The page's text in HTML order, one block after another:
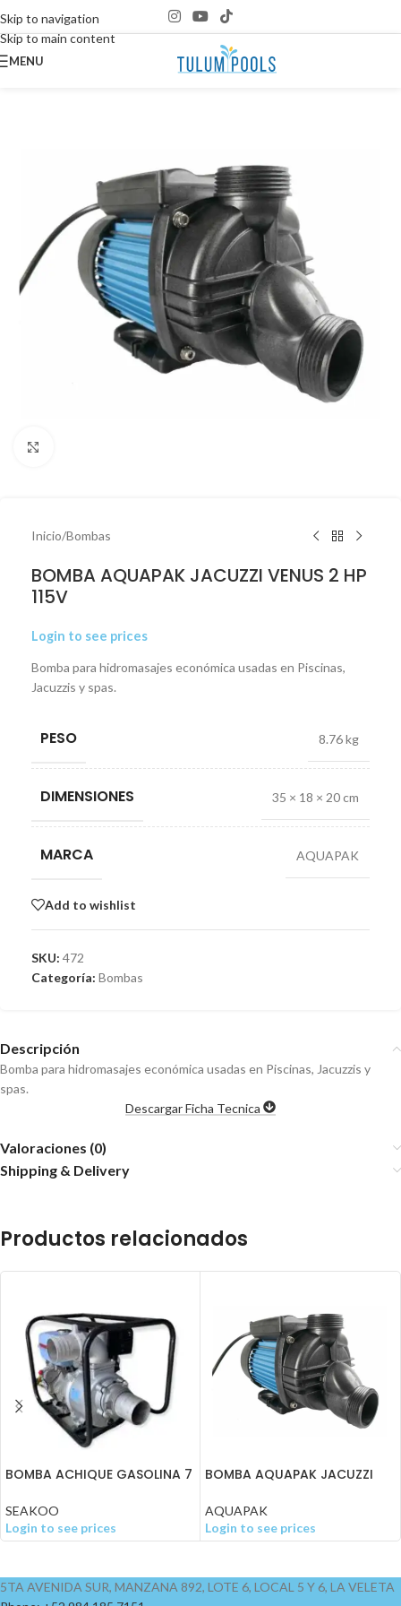
Skip to navigation
Skip to main content
MENU
Inicio/Bombas
BOMBA AQUAPAK JACUZZI VENUS 2 HP
115V
Login to see prices
Bomba para hidromasajes económica usadas en Piscinas,
Jacuzzis y spas.
PESO 8.76 kg
DIMENSIONES 35 × 18 × 20 cm
MARCA AQUAPAK
Add to wishlist
SKU: 472
Categoría: Bombas
Descripción
Bomba para hidromasajes económica usadas en Piscinas, Jacuzzis y
spas.
Descargar Ficha Tecnica
Valoraciones (0)
Shipping & Delivery
Productos relacionados
BOMBA ACHIQUE GASOLINA 7
SEAKOO
Login to see prices
BOMBA AQUAPAK JACUZZI
AQUAPAK
Login to see prices
5TA AVENIDA SUR, MANZANA 892, LOTE 6, LOCAL 5 Y 6, LA VELETA